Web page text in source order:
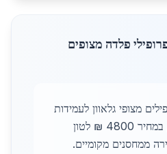
פלדה מצופים
מצופי גלאוון לעמידות
גבוהה בסביבה חופית, במחיר 4800 ₪ לטון
ממחסנים מקומיים.